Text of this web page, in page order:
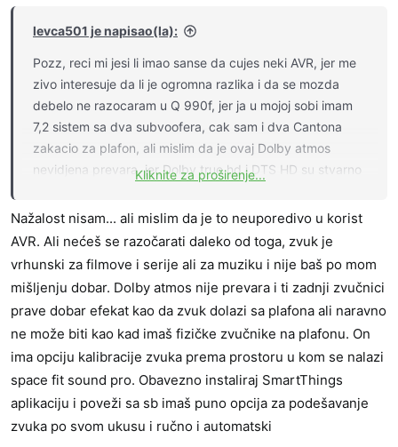
z
g
l
a
s
a
t
i
levca501 je napisao(la):
Pozz, reci mi jesi li imao sanse da cujes neki AVR, jer me
zivo interesuje da li je ogromna razlika i da se mozda
debelo ne razocaram u Q 990f, jer ja u mojoj sobi imam
7,2 sistem sa dva subvoofera, cak sam i dva Cantona
zakacio za plafon, ali mislim da je ovaj Dolby atmos
nevidjena prevara, jer Dolby true hd i DTS HD su stvarno
uz placeni RD (real debrid)
Zahvaljujem
Kliknite za proširenje...
Nažalost nisam... ali mislim da je to neuporedivo u korist
AVR. Ali nećeš se razočarati daleko od toga, zvuk je
vrhunski za filmove i serije ali za muziku i nije baš po mom
mišljenju dobar. Dolby atmos nije prevara i ti zadnji zvučnici
prave dobar efekat kao da zvuk dolazi sa plafona ali naravno
ne može biti kao kad imaš fizičke zvučnike na plafonu. On
ima opciju kalibracije zvuka prema prostoru u kom se nalazi
space fit sound pro. Obavezno instaliraj SmartThings
aplikaciju i poveži sa sb imaš puno opcija za podešavanje
zvuka po svom ukusu i ručno i automatski